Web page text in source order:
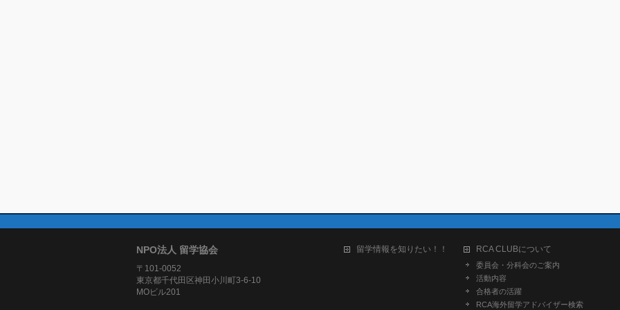
NPO法人 留学協会
〒101-0052
東京都千代田区神田小川町3-6-10
MOビル201
留学情報を知りたい！！ RCA CLUBについて
委員会・分科会のご案内
活動内容
合格者の活躍
RCA海外留学アドバイザー検索